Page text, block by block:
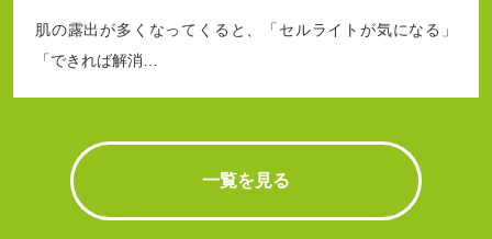
肌の露出が多くなってくると、「セルライトが気になる」
「できれば解消…
一覧を見る